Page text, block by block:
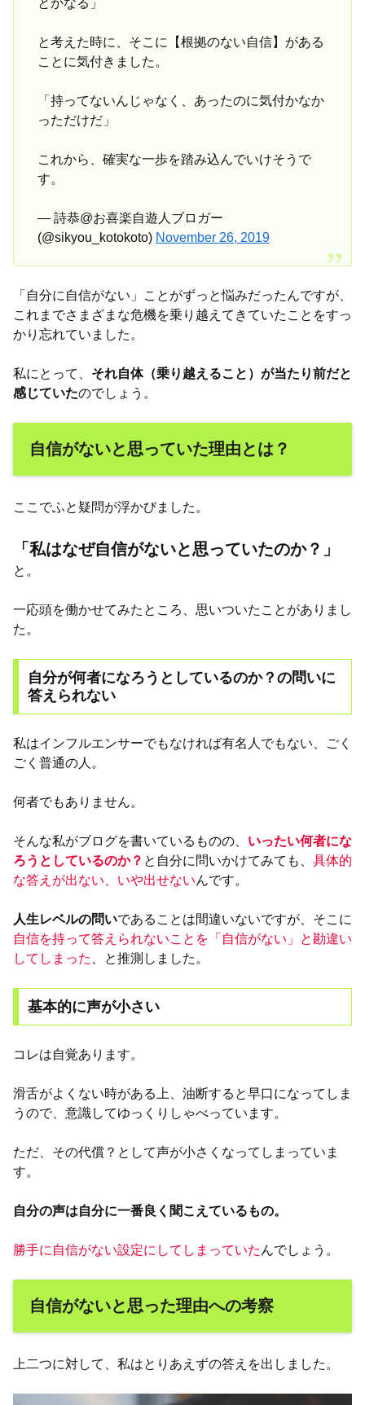
と考えた時に、そこに【根拠のない自信】がある
ことに気付きました。
「持ってないんじゃなく、あったのに気付かなか
っただけだ」
これから、確実な一歩を踏み込んでいけそうで
す。
— 詩恭@お喜楽自遊人ブロガー
(@sikyou_kotokoto) November 26, 2019
「自分に自信がない」ことがずっと悩みだったんですが、
これまでさまざまな危機を乗り越えてきていたことをすっ
かり忘れていました。
私にとって、 それ自体（乗り越えること）が当たり前だと
感じていたのでしょう。
自信がないと思っていた理由とは？
ここでふと疑問が浮かびました。
「私はなぜ自信がないと思っていたのか？」
と。
一応頭を働かせてみたところ、思いついたことがありまし
た。
自分が何者になろうとしているのか？の問いに
答えられない
私はインフルエンサーでもなければ有名人でもない、ごく
ごく普通の人。
何者でもありません。
そんな私がブログを書いているものの、 いったい何者にな
ろうとしているのか？ と自分に問いかけてみても、 具体的
な答えが出ない、いや出せないんです。
人生レベルの問いであることは間違いないですが、そこに
自信を持って答えられないことを「自信がない」と勘違い
してしまった
、と推測しました。
基本的に声が小さい
コレは自覚あります。
滑舌がよくない時がある上、油断すると早口になってしま
うので、意識してゆっくりしゃべっています。
ただ、その代償？として声が小さくなってしまっていま
す。
自分の声は自分に一番良く聞こえているもの。
勝手に自信がない設定にしてしまっていた んでしょう。
自信がないと思った理由への考察
上二つに対して、私はとりあえずの答えを出しました。